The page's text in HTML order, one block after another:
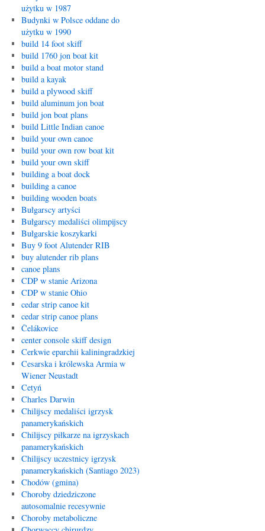
użytku w 1987
Budynki w Polsce oddane do
użytku w 1990
build 14 foot skiff
build 1760 jon boat kit
build a boat motor stand
build a kayak
build a plywood skiff
build aluminum jon boat
build jon boat plans
build Little Indian canoe
build your own canoe
build your own row boat kit
build your own skiff
building a boat dock
building a canoe
building wooden boats
Bułgarscy artyści
Bułgarscy medaliści olimpijscy
Bułgarskie koszykarki
Buy 9 foot Alutender RIB
buy alutender rib plans
canoe plans
CDP w stanie Arizona
CDP w stanie Ohio
cedar strip canoe kit
cedar strip canoe plans
Čelákovice
center console skiff design
Cerkwie eparchii kaliningradzkiej
Cesarska i królewska Armia w
Wiener Neustadt
Cetyń
Charles Darwin
Chilijscy medaliści igrzysk
panamerykańskich
Chilijscy piłkarze na igrzyskach
panamerykańskich
Chilijscy uczestnicy igrzysk
panamerykańskich (Santiago 2023)
Chodów (gmina)
Choroby dziedziczone
autosomalnie recesywnie
Choroby metaboliczne